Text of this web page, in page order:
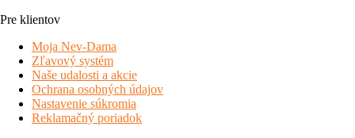
Pre klientov
Moja Nev-Dama
Zľavový systém
Naše udalosti a akcie
Ochrana osobných údajov
Nastavenie súkromia
Reklamačný poriadok